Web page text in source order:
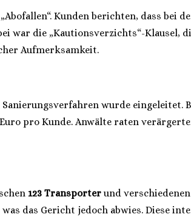
Kunden berichten, dass bei
war die „Kautionsverzichts“-Klausel,
Aufmerksamkeit.
wurde eingeleitet.
pro Kunde. Anwälte raten
123 Transporter und
das Gericht jedoch abwies. Diese